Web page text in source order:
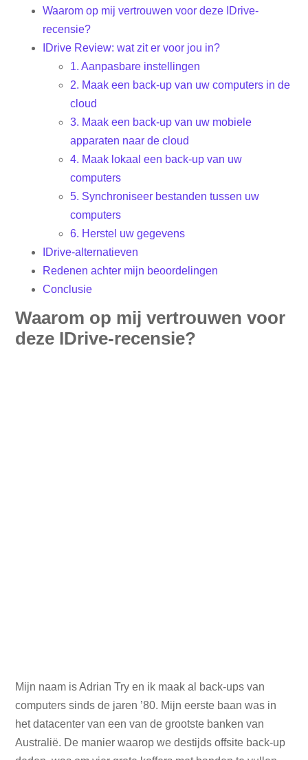
Waarom op mij vertrouwen voor deze IDrive-
recensie?
IDrive Review: wat zit er voor jou in?
1. Aanpasbare instellingen
2. Maak een back-up van uw computers in de
cloud
3. Maak een back-up van uw mobiele
apparaten naar de cloud
4. Maak lokaal een back-up van uw
computers
5. Synchroniseer bestanden tussen uw
computers
6. Herstel uw gegevens
IDrive-alternatieven
Redenen achter mijn beoordelingen
Conclusie
Waarom op mij vertrouwen voor
deze IDrive-recensie?
Mijn naam is Adrian Try en ik maak al back-ups van
computers sinds de jaren ’80. Mijn eerste baan was in
het datacenter van een van de grootste banken van
Australië. De manier waarop we destijds offsite back-up